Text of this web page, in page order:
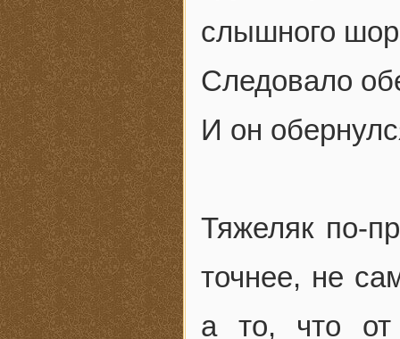
слышного
Следовало
И он
Тяжеляк по-
точнее, не
а то, что от